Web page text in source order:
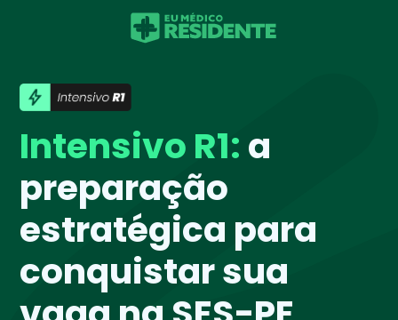
Intensivo R1: a
preparação
estratégica para
conquistar sua